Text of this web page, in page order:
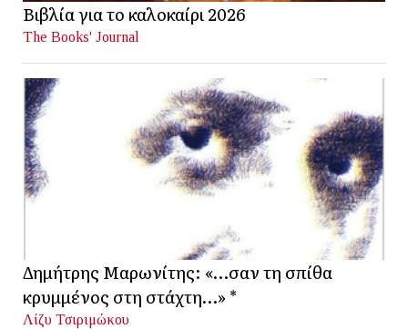
Βιβλία για το καλοκαίρι 2026
The Books' Journal
Δημήτρης Μαρωνίτης: «…σαν τη σπίθα
κρυμμένος στη στάχτη…» *
Λίζυ Τσιριμώκου